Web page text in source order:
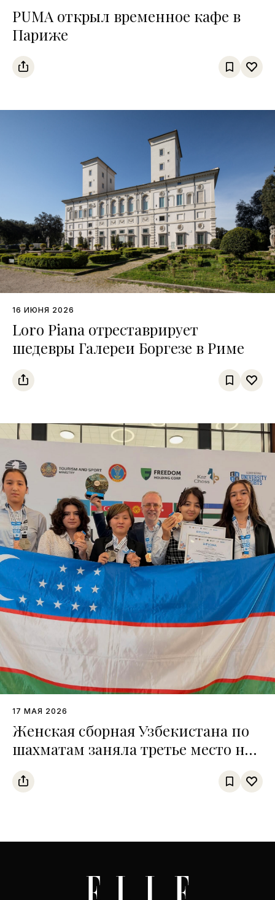
PUMA открыл временное кафе в
Париже
16 ИЮНЯ 2026
Loro Piana отреставрирует
шедевры Галереи Боргезе в Риме
17 МАЯ 2026
Женская сборная Узбекистана по
шахматам заняла третье место на
чемпионате среди тюркских
государств